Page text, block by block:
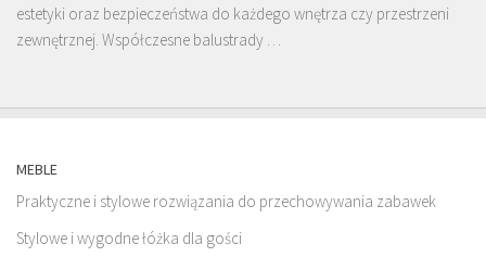
estetyki oraz bezpieczeństwa do każdego wnętrza czy przestrzeni
zewnętrznej. Współczesne balustrady …
MEBLE
Praktyczne i stylowe rozwiązania do przechowywania zabawek
Stylowe i wygodne łóżka dla gości